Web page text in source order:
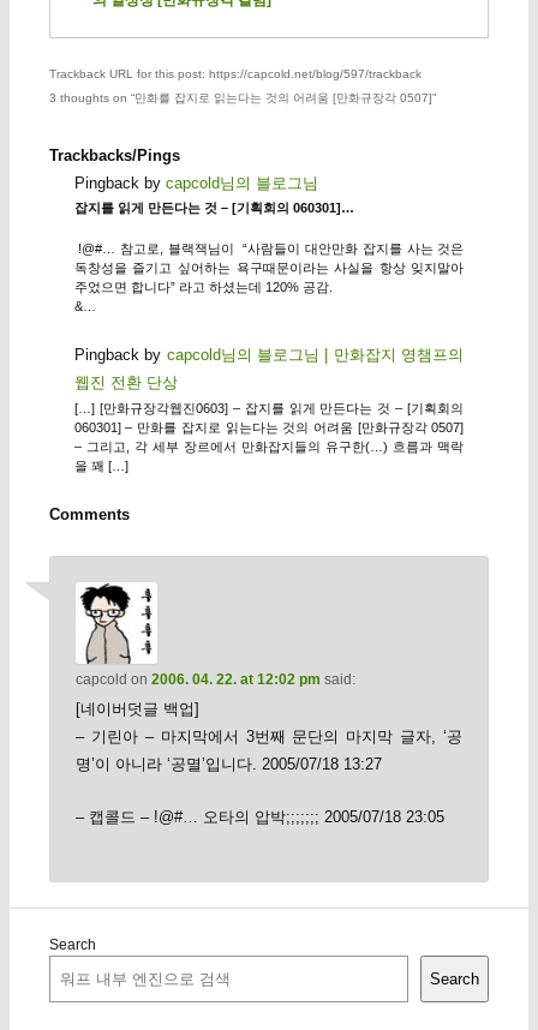
Trackback URL for this post: https://capcold.net/blog/597/trackback
3 thoughts on “만화를 잡지로 읽는다는 것의 어려움 [만화규장각 0507]”
Trackbacks/Pings
Pingback by capcold님의 블로그님
잡지를 읽게 만든다는 것 – [기획회의 060301]…
!@#… 참고로, 블랙잭님이 “사람들이 대안만화 잡지를 사는 것은
독창성을 즐기고 싶어하는 욕구때문이라는 사실을 항상 잊지말아
주었으면 합니다” 라고 하셨는데 120% 공감.
&…
Pingback by capcold님의 블로그님 | 만화잡지 영챔프의
웹진 전환 단상
[…] [만화규장각웹진0603] – 잡지를 읽게 만든다는 것 – [기획회의
060301] – 만화를 잡지로 읽는다는 것의 어려움 [만화규장각 0507]
– 그리고, 각 세부 장르에서 만화잡지들의 유구한(…) 흐름과 맥락
을 꽤 […]
Comments
capcold on 2006. 04. 22. at 12:02 pm said:
[네이버덧글 백업]
– 기린아 – 마지막에서 3번째 문단의 마지막 글자, ‘공
명’이 아니라 ‘공멸’입니다. 2005/07/18 13:27
– 캡콜드 – !@#… 오타의 압박;;;;;;; 2005/07/18 23:05
Search
Search